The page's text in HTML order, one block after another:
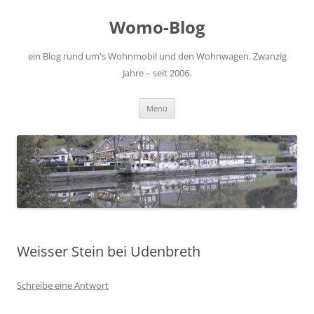
Womo-Blog
ein Blog rund um's Wohnmobil und den Wohnwagen. Zwanzig
Jahre – seit 2006.
Menü
Weisser Stein bei Udenbreth
Schreibe eine Antwort